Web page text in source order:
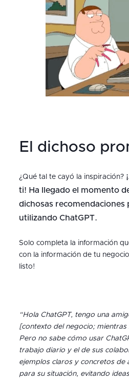
El dichoso
¿Qué tal te cayó la inspiración?
ti! Ha llegado el momento
dichosas recomendaciones
utilizando ChatGPT.
Solo completa la información
con la información de tu
listo!
“Hola ChatGPT, tengo una
[contexto del negocio; mientras
Pero no sabe cómo usar
trabajo diario y el de sus
ejemplos claros y concretos de
para su situación, evitando